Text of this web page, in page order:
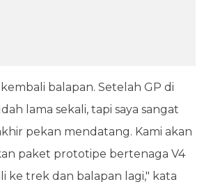
balapan. Setelah GP di
lama sekali, tapi saya sangat
pekan mendatang. Kami akan
paket prototipe bertenaga V4
ke trek dan balapan lagi," kata